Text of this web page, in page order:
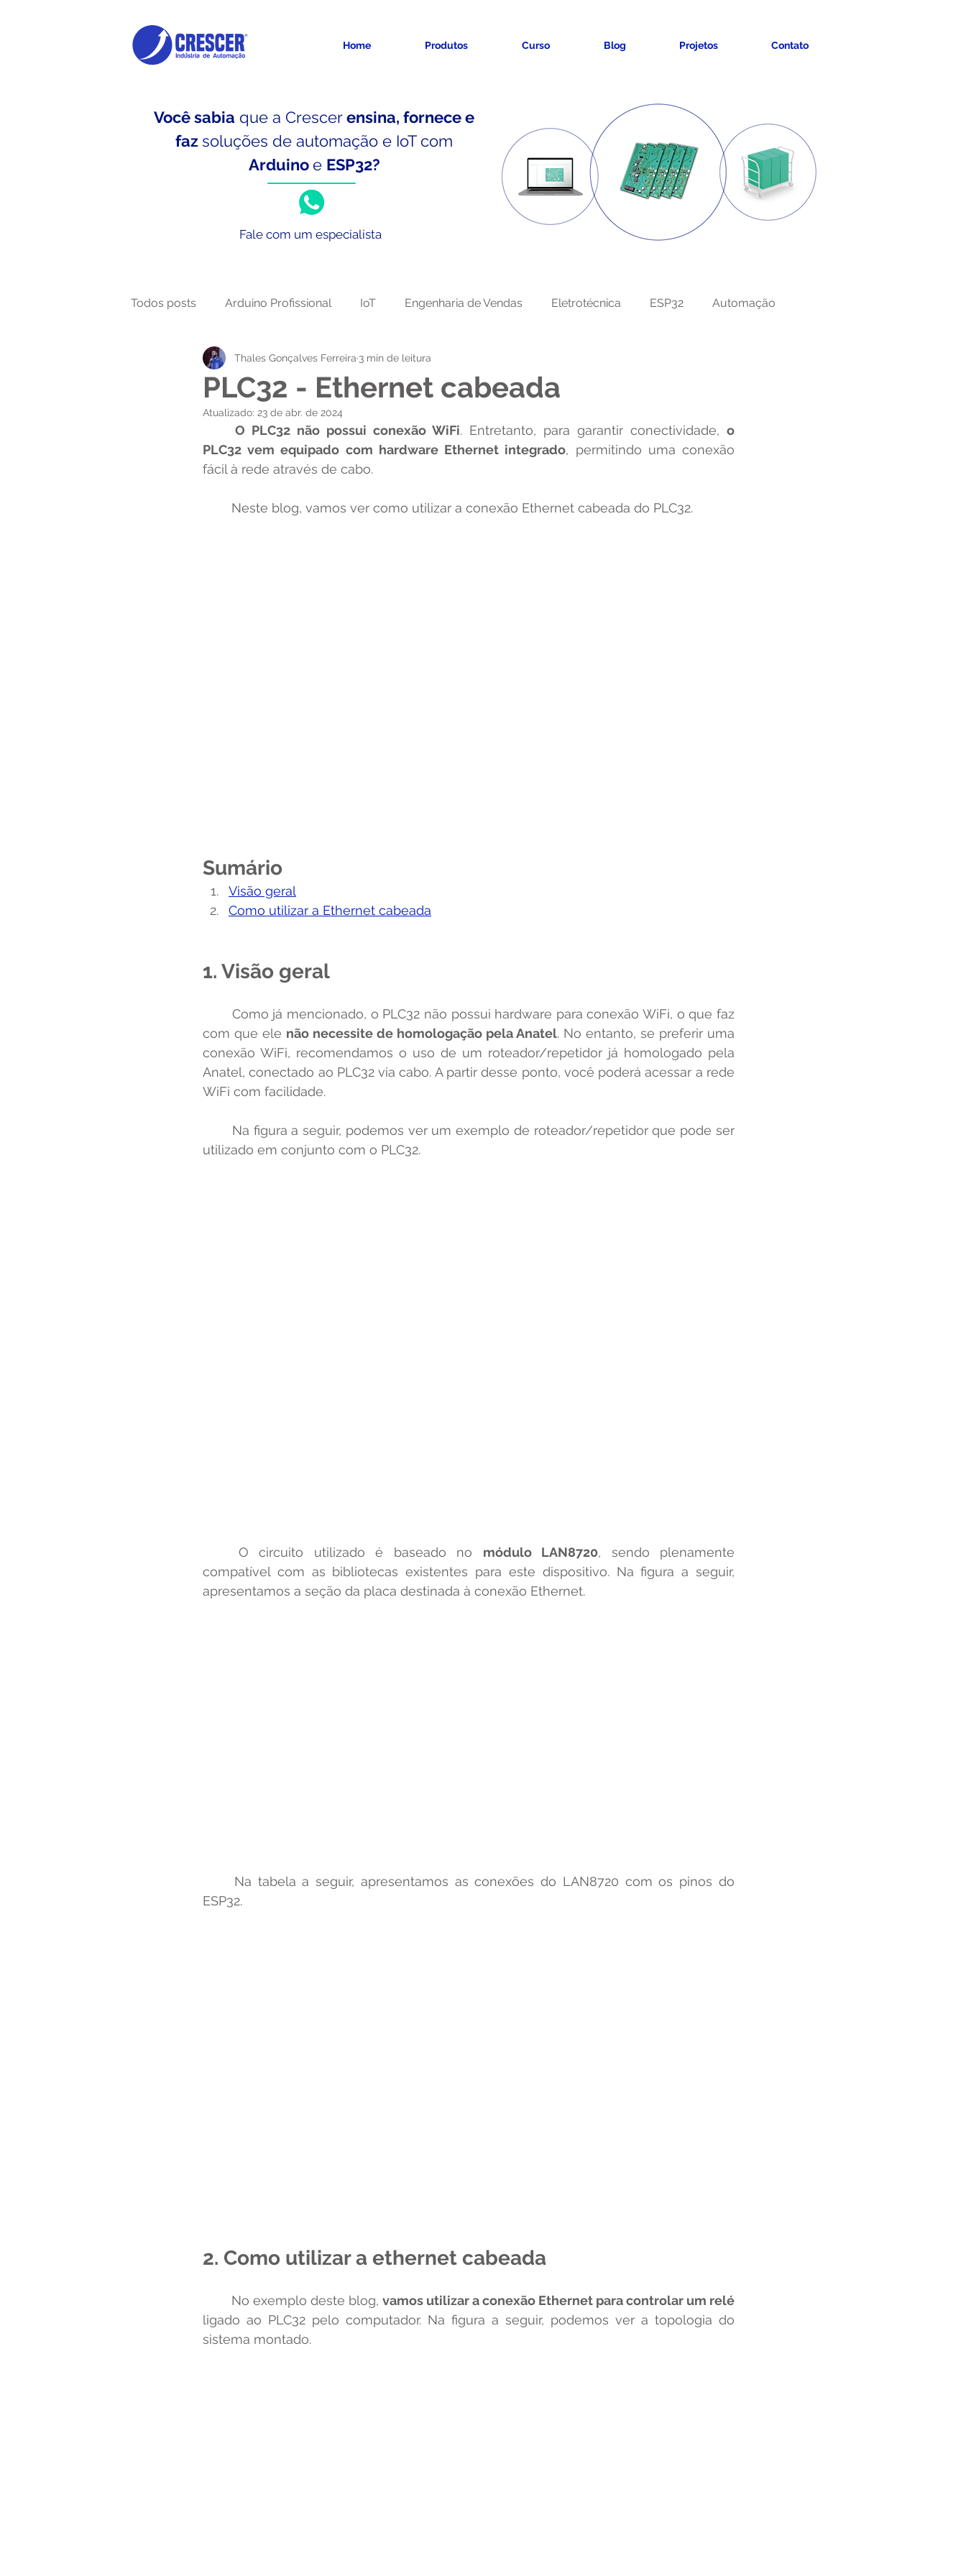
Home Produtos Curso Blog Projetos Contato
Você sabia que a Crescerensina, fornece e
fazsoluções de automação e IoTcom
Arduinoe ESP32?
Fale com um especialista
Todos posts Arduino Profissional IoT Engenharia de Vendas Eletrotécnica ESP32 Automação
Empregabilidade Técnica
PLC32 - Ethernet cabeada
Thales Gonçalves Ferreira 3 min de leitura
Atualizado: 23 de abr. de 2024
O PLC32 não possui conexão WiFi. Entretanto, para garantir conectividade, o
PLC32 vem equipado com hardware Ethernet integrado, permitindo uma conexão
fácil à rede através de cabo.
	Neste blog, vamos ver como utilizar a conexão Ethernet cabeada do PLC32.
Sumário
Visão geral
Como utilizar a Ethernet cabeada
1. Visão geral
com que ele não necessite de homologação pela Anatel. No entanto, se preferir uma
conexão WiFi, recomendamos o uso de um roteador/repetidor já homologado pela
Anatel, conectado ao PLC32 via cabo. A partir desse ponto, você poderá acessar a rede
WiFi com facilidade.
utilizado em conjunto com o PLC32.
	O circuito utilizado é baseado no
módulo LAN8720, sendo plenamente
compatível com as bibliotecas existentes para este dispositivo. Na figura a seguir,
apresentamos a seção da placa destinada à conexão Ethernet.
ESP32.
2. Como utilizar a ethernet cabeada
	No exemplo deste blog,
vamos utilizar a conexão Ethernet para controlar um relé
ligado ao PLC32 pelo computador. Na figura a seguir, podemos ver a topologia do
sistema montado.